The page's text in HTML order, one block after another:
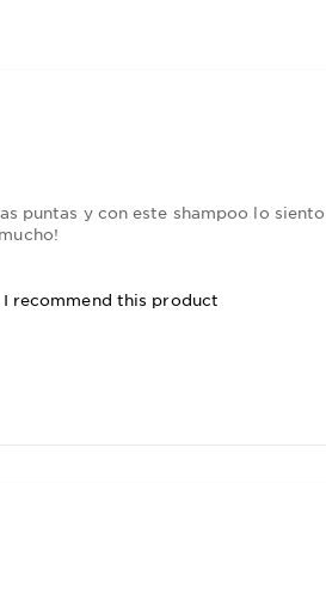
puntas y con este shampoo lo
I recommend this product